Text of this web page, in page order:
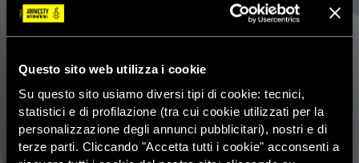
Questo sito web utilizza i cookie
Su questo sito usiamo diversi tipi di cookie: tecnici,
statistici e di profilazione (tra cui cookie utilizzati per la
personalizzazione degli annunci pubblicitari), nostri e di
terze parti. Cliccando "Accetta tutti i cookie" acconsenti a